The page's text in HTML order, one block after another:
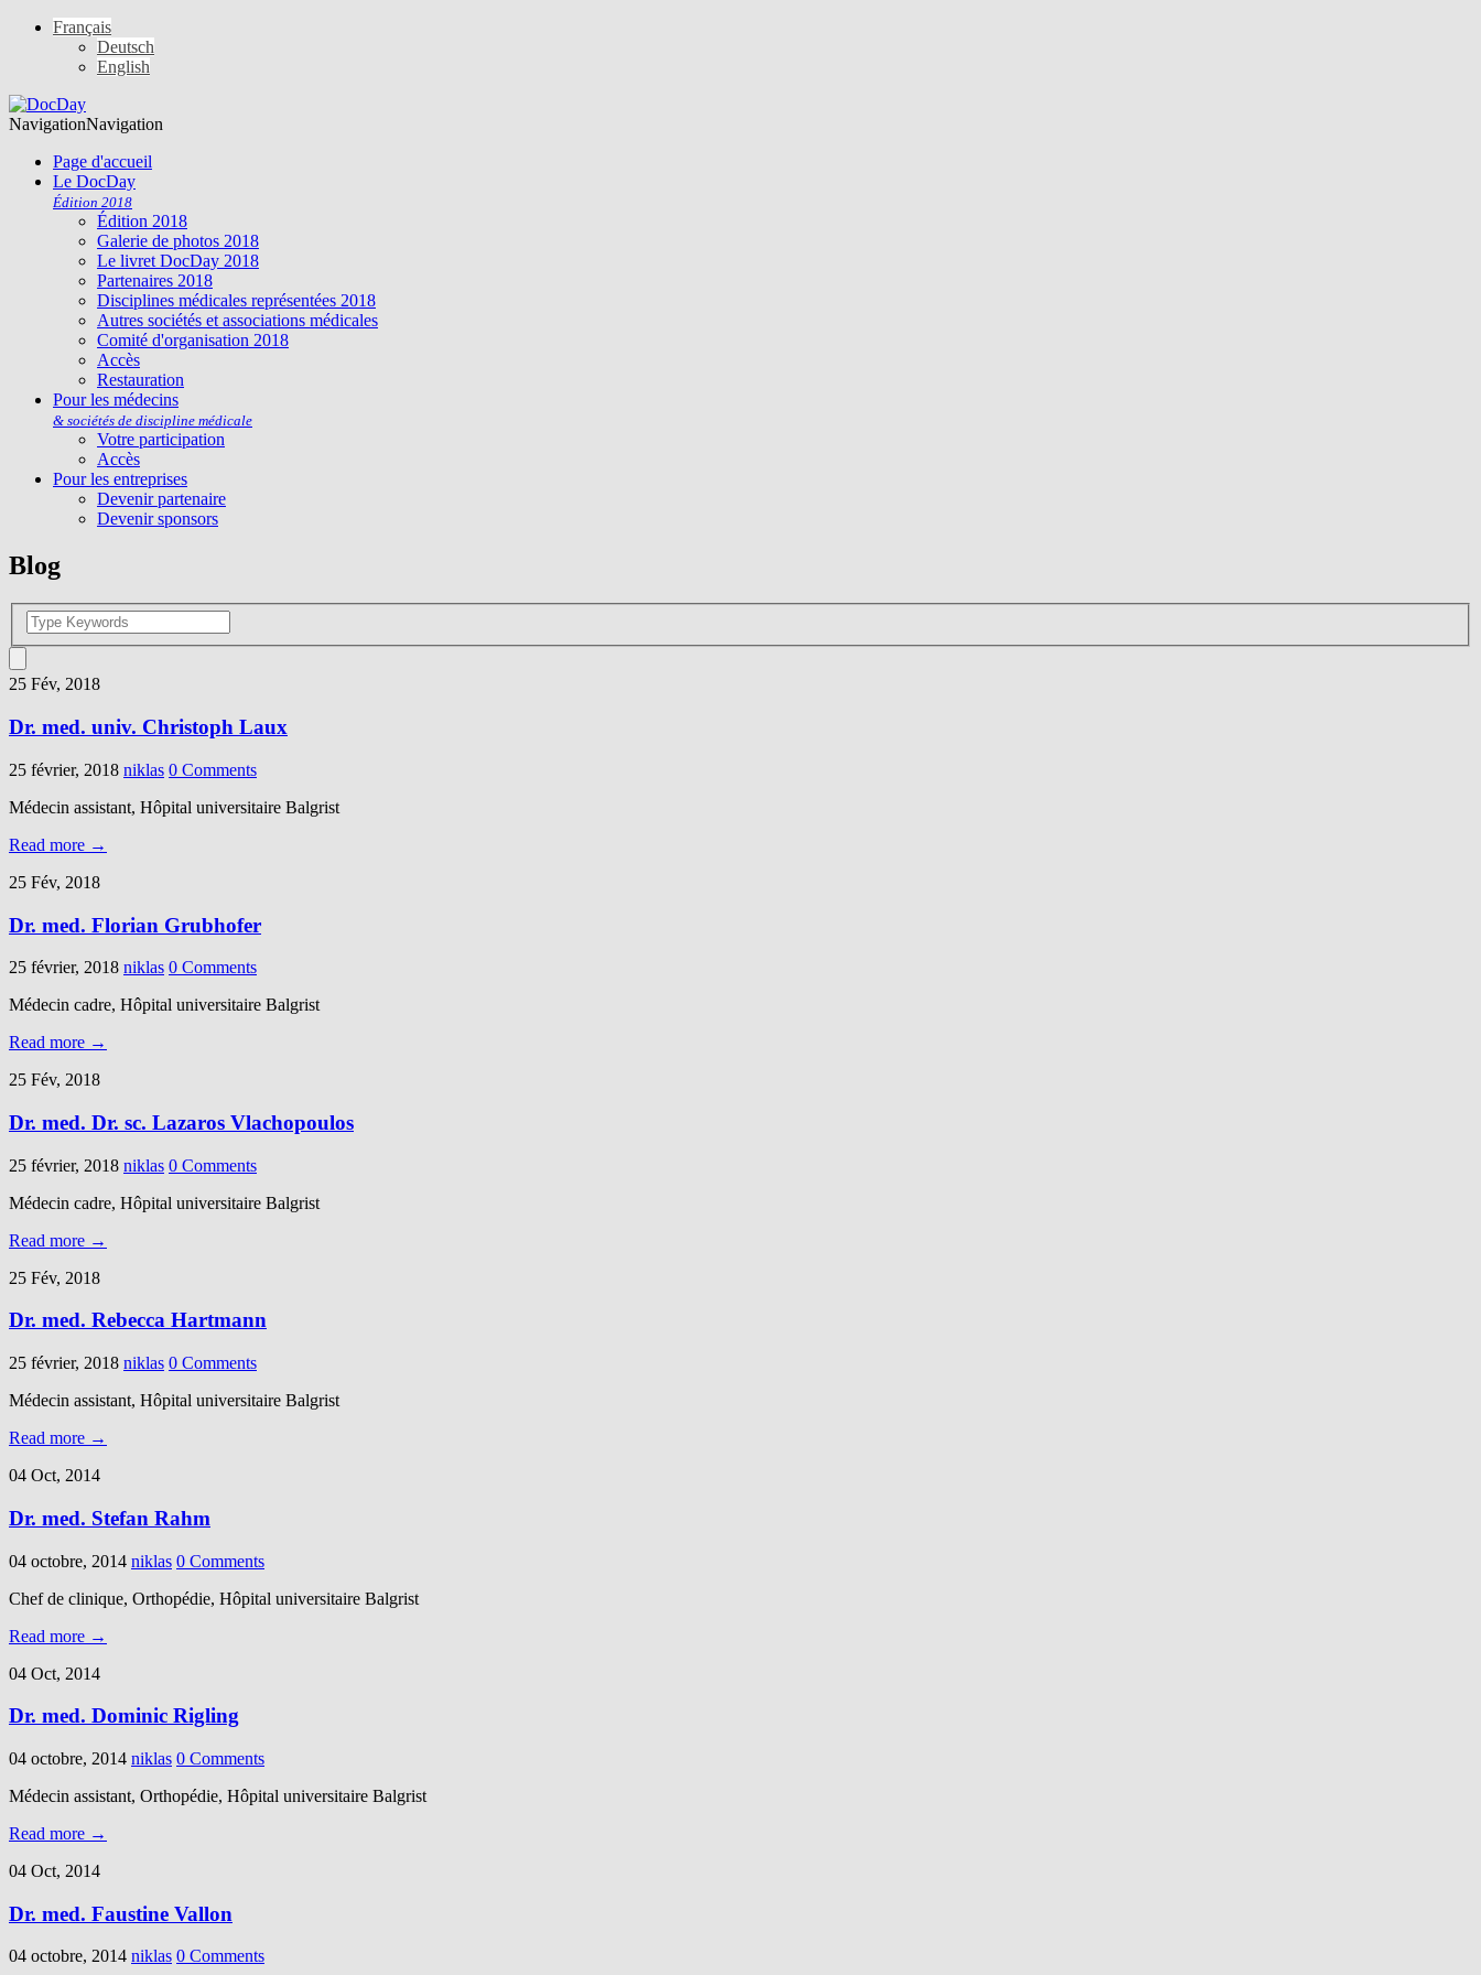
Français
Deutsch
English
NavigationNavigation
Page d'accueil
Le DocDay
Édition 2018
Édition 2018
Galerie de photos 2018
Le livret DocDay 2018
Partenaires 2018
Disciplines médicales représentées 2018
Autres sociétés et associations médicales
Comité d'organisation 2018
Accès
Restauration
Pour les médecins
& sociétés de discipline médicale
Votre participation
Accès
Pour les entreprises
Devenir partenaire
Devenir sponsors
Blog
25 Fév, 2018
Dr. med. univ. Christoph Laux
25 février, 2018 niklas 0 Comments
Médecin assistant, Hôpital universitaire Balgrist
Read more →
25 Fév, 2018
Dr. med. Florian Grubhofer
25 février, 2018 niklas 0 Comments
Médecin cadre, Hôpital universitaire Balgrist
Read more →
25 Fév, 2018
Dr. med. Dr. sc. Lazaros Vlachopoulos
25 février, 2018 niklas 0 Comments
Médecin cadre, Hôpital universitaire Balgrist
Read more →
25 Fév, 2018
Dr. med. Rebecca Hartmann
25 février, 2018 niklas 0 Comments
Médecin assistant, Hôpital universitaire Balgrist
Read more →
04 Oct, 2014
Dr. med. Stefan Rahm
04 octobre, 2014 niklas 0 Comments
Chef de clinique, Orthopédie, Hôpital universitaire Balgrist
Read more →
04 Oct, 2014
Dr. med. Dominic Rigling
04 octobre, 2014 niklas 0 Comments
Médecin assistant, Orthopédie, Hôpital universitaire Balgrist
Read more →
04 Oct, 2014
Dr. med. Faustine Vallon
04 octobre, 2014 niklas 0 Comments